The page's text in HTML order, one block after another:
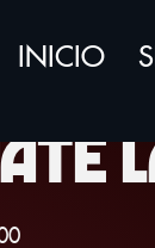
INICIO